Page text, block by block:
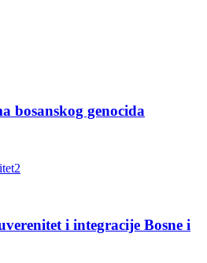
bosanskog genocida
i integracije Bosne i